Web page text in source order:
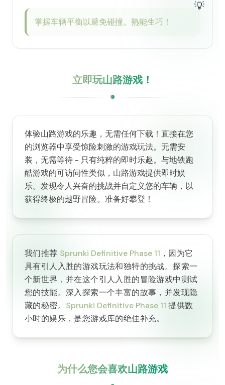
💡
掌握车辆平衡以避免碰撞。熟能生巧！
立即玩山路游戏！
体验山路游戏的乐趣，无需任何下载！直接在您
的浏览器中享受惊险刺激的游戏玩法。无需安
装，无需等待 - 只有纯粹的即时乐趣。与地铁跑
酷游戏的可访问性类似，山路游戏提供即时娱
乐。发现令人兴奋的挑战并自定义您的车辆，以
获得终极的越野冒险。准备好攀登！
我们推荐 Sprunki Definitive Phase 11 ，因为它
具有引人入胜的游戏玩法和独特的挑战。探索一
个新世界，并在这个引人入胜的冒险游戏中测试
您的技能。深入探索一个丰富的故事，并发现隐
藏的秘密。 Sprunki Definitive Phase 11 提供数
小时的娱乐，是您游戏库的绝佳补充。
为什么您会喜欢山路游戏